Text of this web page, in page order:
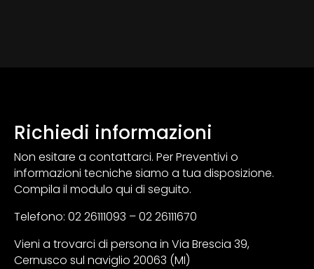
Richiedi informazioni
Non esitare a contattarci. Per Preventivi o
informazioni tecniche siamo a tua disposizione.
Compila il modulo qui di seguito.
Telefono: 02 26111093 – 02 26111670
Vieni a trovarci di persona in Via Brescia 39,
Cernusco sul naviglio 20063 (MI)